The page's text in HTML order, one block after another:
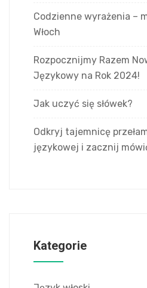
Codzienne wyrażenia –
Włoch
Rozpocznijmy Razem
Językowy na Rok 2024!
Jak uczyć się słówek?
Odkryj tajemnicę
językowej i zacznij
Kategorie